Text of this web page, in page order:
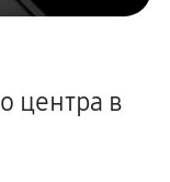
центра в